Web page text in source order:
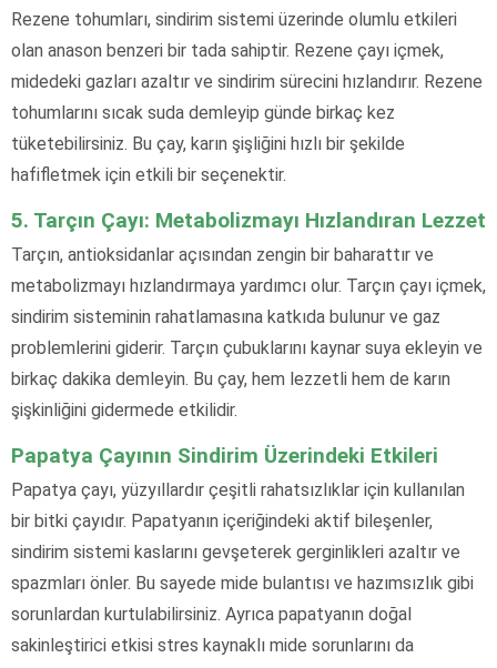
Rezene tohumları, sindirim sistemi üzerinde olumlu etkileri
olan anason benzeri bir tada sahiptir. Rezene çayı içmek,
midedeki gazları azaltır ve sindirim sürecini hızlandırır. Rezene
tohumlarını sıcak suda demleyip günde birkaç kez
tüketebilirsiniz. Bu çay, karın şişliğini hızlı bir şekilde
hafifletmek için etkili bir seçenektir.
5. Tarçın Çayı: Metabolizmayı Hızlandıran Lezzet
Tarçın, antioksidanlar açısından zengin bir baharattır ve
metabolizmayı hızlandırmaya yardımcı olur. Tarçın çayı içmek,
sindirim sisteminin rahatlamasına katkıda bulunur ve gaz
problemlerini giderir. Tarçın çubuklarını kaynar suya ekleyin ve
birkaç dakika demleyin. Bu çay, hem lezzetli hem de karın
şişkinliğini gidermede etkilidir.
Papatya Çayının Sindirim Üzerindeki Etkileri
Papatya çayı, yüzyıllardır çeşitli rahatsızlıklar için kullanılan
bir bitki çayıdır. Papatyanın içeriğindeki aktif bileşenler,
sindirim sistemi kaslarını gevşeterek gerginlikleri azaltır ve
spazmları önler. Bu sayede mide bulantısı ve hazımsızlık gibi
sorunlardan kurtulabilirsiniz. Ayrıca papatyanın doğal
sakinleştirici etkisi stres kaynaklı mide sorunlarını da